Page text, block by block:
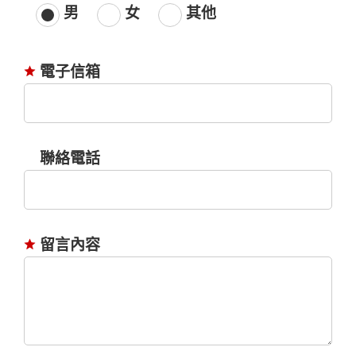
別
男 女 其他
電子信箱
聯絡電話
留言內容